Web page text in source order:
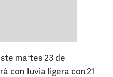
martes 23 de
con lluvia ligera con 21